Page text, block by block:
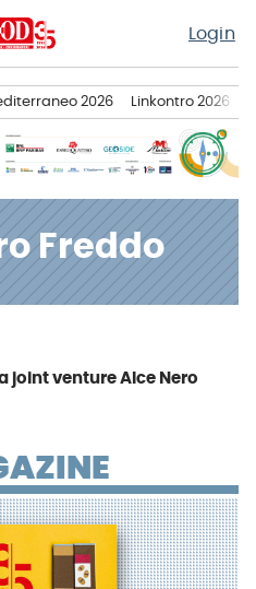
Login
2026 Linkontro 2026
Freddo
joint venture Alce Nero